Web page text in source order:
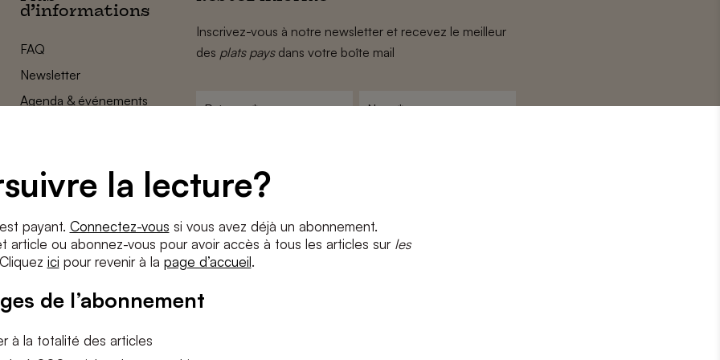
la lecture?
payant. Connectez-vous si vous avez déjà un abonnement.
article ou abonnez-vous pour avoir accès à tous les articles sur les
ici pour revenir à la page d’accueil.
de l’abonnement
à la totalité des articles
d’informations
FAQ
Newsletter
Agenda & événements
Paramètres des cookies
Inscrivez-vous à notre newsletter et recevez le meilleur
des plats paysdans votre boîte mail
e-
mail
Conditions *
J'accepteles termes et conditionsetla politique de confidentialité